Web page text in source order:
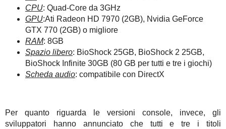
CPU: Quad-Core da 3GHz
GPU:Ati Radeon HD 7970 (2GB), Nvidia GeForce
GTX 770 (2GB) o migliore
RAM: 8GB
Spazio libero: BioShock 25GB, BioShock 2 25GB,
BioShock Infinite 30GB (80 GB per tutti e tre i giochi)
Scheda audio: compatibile con DirectX
Per quanto riguarda le versioni console, invece, gli
sviluppatori hanno annunciato che tutti e tre i titoli